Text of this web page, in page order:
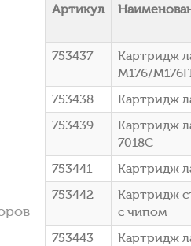
Артикул
753437
Картридж
M176/
753438
Картридж
753439
Картридж
7018C
753441
Картридж
753442
Картридж
с чипом
753443
Картридж